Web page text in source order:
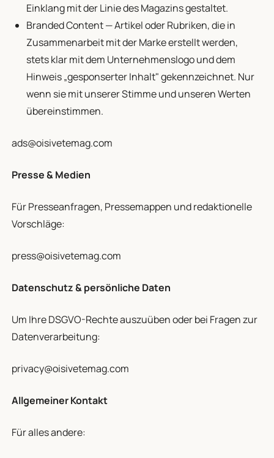
Einklang mit der Linie des Magazins gestaltet.
Branded Content — Artikel oder Rubriken, die in
Zusammenarbeit mit der Marke erstellt werden,
stets klar mit dem Unternehmenslogo und dem
Hinweis „gesponserter Inhalt" gekennzeichnet. Nur
wenn sie mit unserer Stimme und unseren Werten
übereinstimmen.
ads@oisivetemag.com
Presse & Medien
Für Presseanfragen, Pressemappen und redaktionelle
Vorschläge:
press@oisivetemag.com
Datenschutz & persönliche Daten
Um Ihre DSGVO-Rechte auszuüben oder bei Fragen zur
Datenverarbeitung:
privacy@oisivetemag.com
Allgemeiner Kontakt
Für alles andere: